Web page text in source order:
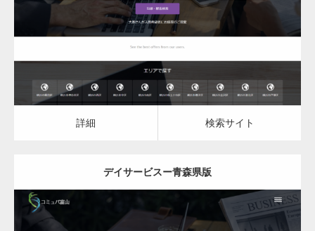
詳細 検索サイト
詳細 検索サイト
デイサービスー青森県版